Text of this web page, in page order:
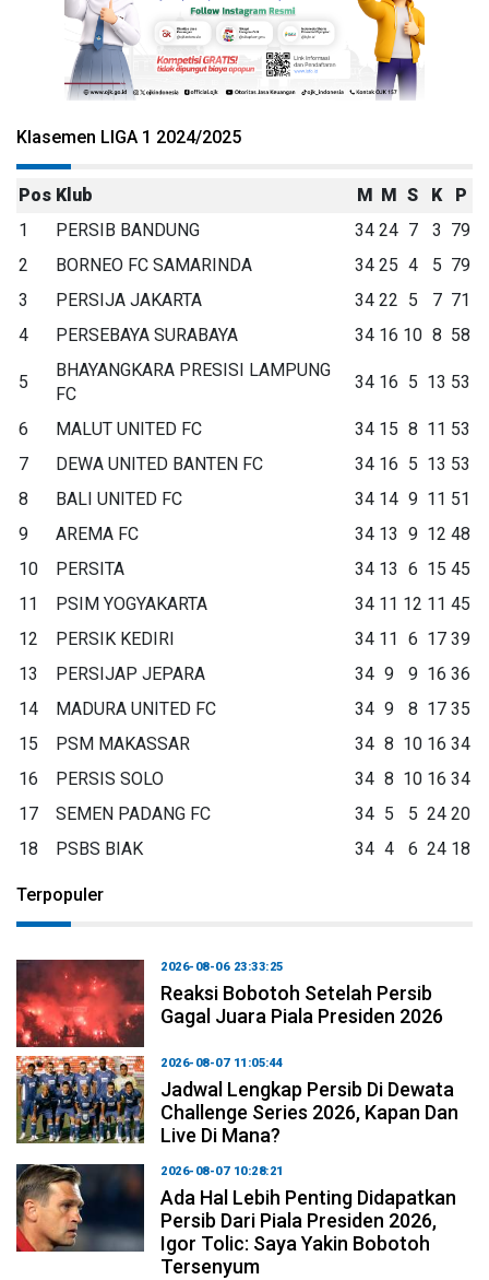
Klasemen LIGA 1 2024/2025
Pos Klub M M S K
P
1
PERSIB BANDUNG 34 24 7 3 79
2
BORNEO FC SAMARINDA 34 25 4 5 79
3
PERSIJA JAKARTA 34 22 5 7 71
4
PERSEBAYA SURABAYA 34 16 10 8 58
5
BHAYANGKARA PRESISI LAMPUNG
FC
34 16 5 13 53
6 MALUT UNITED FC 34 15 8 11 53
7
DEWA UNITED BANTEN FC 34 16 5 13 53
8
BALI UNITED FC 34 14 9 11 51
9
AREMA FC 34 13 9 12 48
10
PERSITA 34 13 6 15 45
11
PSIM YOGYAKARTA 34 11 12 11 45
12
PERSIK KEDIRI 34 11 6 17 39
13
PERSIJAP JEPARA 34 9 9 16 36
14
MADURA UNITED FC 34 9 8 17 35
15
PSM MAKASSAR 34 8 10 16 34
16
PERSIS SOLO 34 8 10 16 34
17
SEMEN PADANG FC 34 5 5 24 20
18
PSBS BIAK 34 4 6 24 18
Terpopuler
2026-08-06 23:33:25
Reaksi Bobotoh Setelah Persib
Gagal Juara Piala Presiden 2026
2026-08-07 11:05:44
Jadwal Lengkap Persib Di Dewata
Challenge Series 2026, Kapan Dan
Live Di Mana?
2026-08-07 10:28:21
Ada Hal Lebih Penting Didapatkan
Persib Dari Piala Presiden 2026,
Igor Tolic: Saya Yakin Bobotoh
Tersenyum